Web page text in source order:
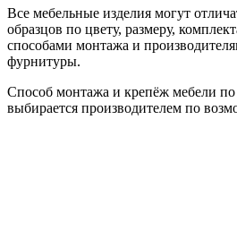
Все мебельные изделия могут
образцов по цвету, размеру,
способами монтажа и
фурнитуры.
Способ монтажа и крепёж мебели по
выбирается производителем по